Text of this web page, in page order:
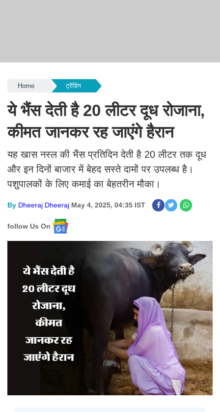
Home ट्रेंडिंग
ये भैंस देती है 20 लीटर दूध रोजाना,
कीमत जानकर रह जाएंगे हैरान
यह खास नस्ल की भैंस प्रतिदिन देती है 20 लीटर तक दूध
और इन दिनों बाजार में बेहद सस्ते दामों पर उपलब्ध है।
पशुपालकों के लिए कमाई का बेहतरीन मौका।
By Dheeraj Dheeraj May 4, 2025, 04:35 IST
follow Us On